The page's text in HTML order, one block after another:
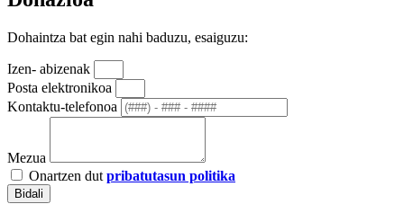
Dohaintza bat egin nahi baduzu, esaiguzu:
Izen- abizenak
Posta elektronikoa
Kontaktu-telefonoa
Mezua
Onartzen dut pribatutasun politika
Bidali